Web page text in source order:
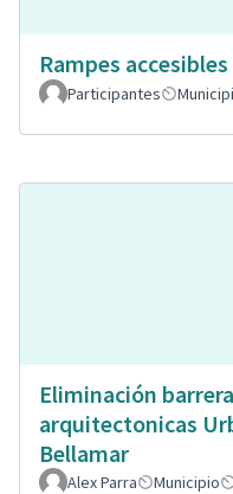
Rampes accesibles
Participantes
Eliminación
arquitectonicas
Bellamar
Alex Parra Municipio